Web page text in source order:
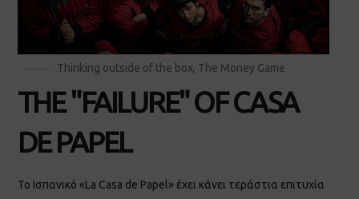
Thinking outside of the box, The Money Game
THE "FAILURE" OF CASA
DE PAPEL
Το Ισπανικό «La Casa de Papel» έχει κάνει τεράστια επιτυχία